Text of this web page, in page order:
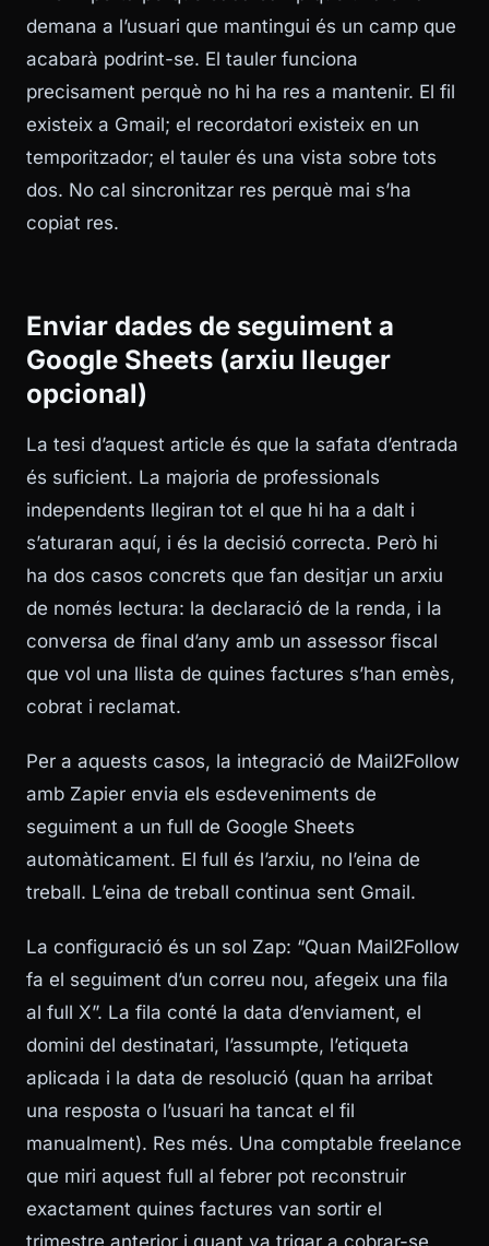
demana a l’usuari que mantingui és un camp que
acabarà podrint-se. El tauler funciona
precisament perquè no hi ha res a mantenir. El fil
existeix a Gmail; el recordatori existeix en un
temporitzador; el tauler és una vista sobre tots
dos. No cal sincronitzar res perquè mai s’ha
copiat res.
Enviar dades de seguiment a
Google Sheets (arxiu lleuger
opcional)
La tesi d’aquest article és que la safata d’entrada
és suficient. La majoria de professionals
independents llegiran tot el que hi ha a dalt i
s’aturaran aquí, i és la decisió correcta. Però hi
ha dos casos concrets que fan desitjar un arxiu
de només lectura: la declaració de la renda, i la
conversa de final d’any amb un assessor fiscal
que vol una llista de quines factures s’han emès,
cobrat i reclamat.
Per a aquests casos, la integració de Mail2Follow
amb Zapier envia els esdeveniments de
seguiment a un full de Google Sheets
automàticament. El full és l’arxiu, no l’eina de
treball. L’eina de treball continua sent Gmail.
La configuració és un sol Zap: “Quan Mail2Follow
fa el seguiment d’un correu nou, afegeix una fila
al full X”. La fila conté la data d’enviament, el
domini del destinatari, l’assumpte, l’etiqueta
aplicada i la data de resolució (quan ha arribat
una resposta o l’usuari ha tancat el fil
manualment). Res més. Una comptable freelance
que miri aquest full al febrer pot reconstruir
exactament quines factures van sortir el